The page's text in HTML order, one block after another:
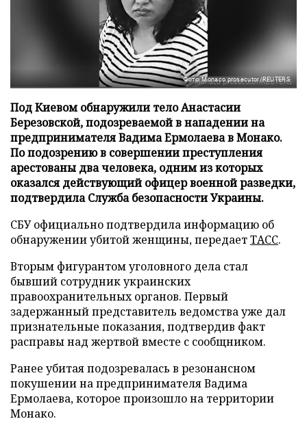
Фото: Monaco prosecutor/REUTERS
Под Киевом обнаружили тело Анастасии
Березовской, подозреваемой в нападении на
предпринимателя Вадима Ермолаева в Монако.
По подозрению в совершении преступления
арестованы два человека, одним из которых
оказался действующий офицер военной разведки,
подтвердила Служба безопасности Украины.
СБУ официально подтвердила информацию об
обнаружении убитой женщины, передаетТАСС.
Вторым фигурантом уголовного дела стал
бывший сотрудник украинских
правоохранительных органов. Первый
задержанный представитель ведомства уже дал
признательные показания, подтвердив факт
расправы над жертвой вместе с сообщником.
Ранее убитая подозревалась в резонансном
покушении на предпринимателя Вадима
Ермолаева, которое произошло на территории
Монако.